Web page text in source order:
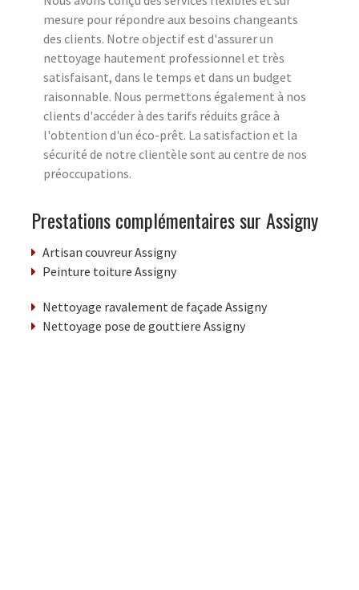
mesure pour répondre aux besoins changeants
des clients. Notre objectif est d'assurer un
nettoyage hautement professionnel et très
satisfaisant, dans le temps et dans un budget
raisonnable. Nous permettons également à nos
clients d'accéder à des tarifs réduits grâce à
l'obtention d'un éco-prêt. La satisfaction et la
sécurité de notre clientèle sont au centre de nos
préoccupations.
Prestations complémentaires sur Assigny
Artisan couvreur Assigny
Peinture toiture Assigny
Nettoyage ravalement de façade Assigny
Nettoyage pose de gouttiere Assigny